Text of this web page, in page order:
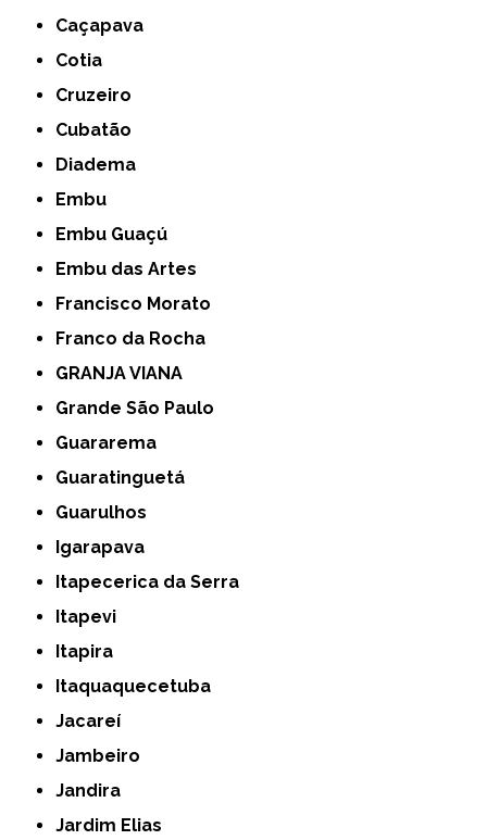
Caçapava
Cotia
Cruzeiro
Cubatão
Diadema
Embu
Embu Guaçú
Embu das Artes
Francisco Morato
Franco da Rocha
GRANJA VIANA
Grande São Paulo
Guararema
Guaratinguetá
Guarulhos
Igarapava
Itapecerica da Serra
Itapevi
Itapira
Itaquaquecetuba
Jacareí
Jambeiro
Jandira
Jardim Elias